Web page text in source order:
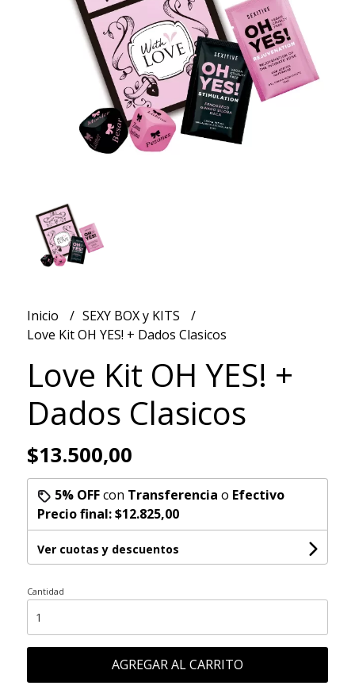
Inicio
SEXY BOX y KITS
Love Kit OH YES! + Dados Clasicos
Love Kit OH YES! +
Dados Clasicos
$13.500,00
5% OFFcon Transferencia o Efectivo
Precio final:$12.825,00
Ver cuotas y descuentos
Cantidad
AGREGAR AL CARRITO